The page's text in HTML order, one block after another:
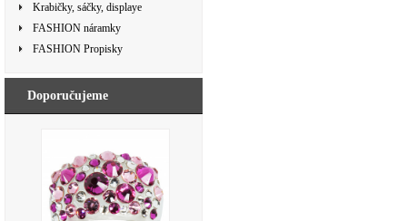
Krabičky, sáčky, displaye
FASHION náramky
FASHION Propisky
Doporučujeme